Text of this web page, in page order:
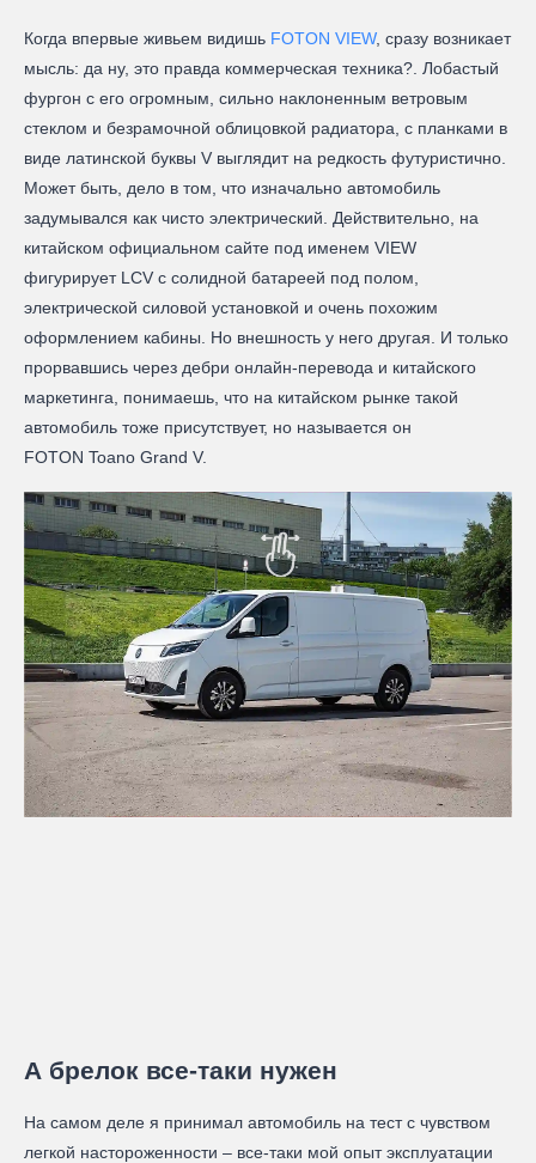
Когда впервые живьем видишь FOTON VIEW, сразу возникает
мысль: да ну, это правда коммерческая техника?. Лобастый
фургон с его огромным, сильно наклоненным ветровым
стеклом и безрамочной облицовкой радиатора, с планками в
виде латинской буквы V выглядит на редкость футуристично.
Может быть, дело в том, что изначально автомобиль
задумывался как чисто электрический. Действительно, на
китайском официальном сайте под именем VIEW
фигурирует LCV с солидной батареей под полом,
электрической силовой установкой и очень похожим
оформлением кабины. Но внешность у него другая. И только
прорвавшись через дебри онлайн-перевода и китайского
маркетинга, понимаешь, что на китайском рынке такой
автомобиль тоже присутствует, но называется он
FOTON Toano Grand V.
А брелок все-таки нужен
На самом деле я принимал автомобиль на тест с чувством
легкой настороженности – все-таки мой опыт эксплуатации